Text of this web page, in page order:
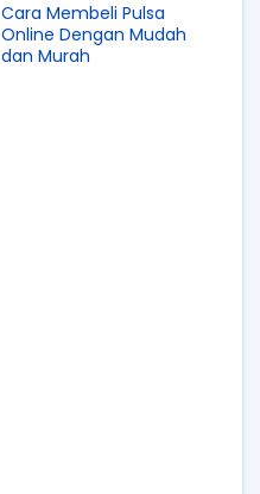
Cara Membeli Pulsa
Online Dengan Mudah
dan Murah